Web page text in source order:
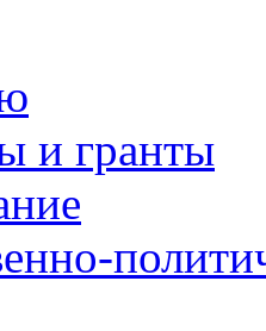
и гранты